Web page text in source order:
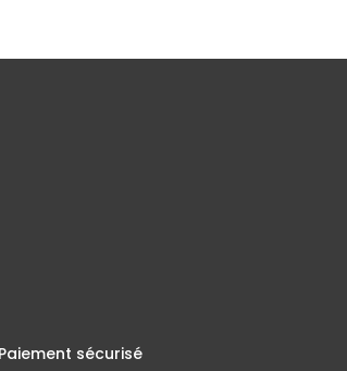
Paiement sécurisé